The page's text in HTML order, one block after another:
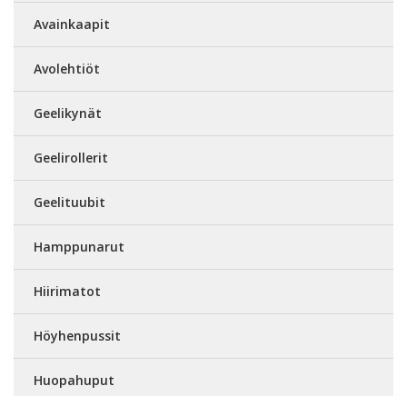
Avainkaapit
Avolehtiöt
Geelikynät
Geelirollerit
Geelituubit
Hamppunarut
Hiirimatot
Höyhenpussit
Huopahuput